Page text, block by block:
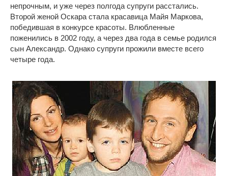
непрочным, и уже через полгода супруги расстались.
Второй женой Оскара стала красавица Майя Маркова,
победившая в конкурсе красоты. Влюбленные
поженились в 2002 году, а через два года в семье родился
сын Александр. Однако супруги прожили вместе всего
четыре года.